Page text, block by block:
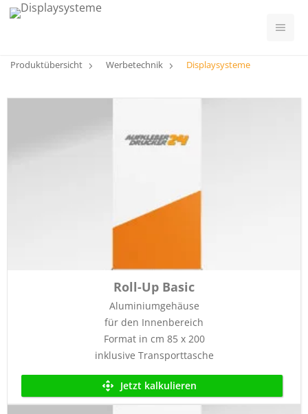
Produktübersicht Werbetechnik Displaysysteme
Roll-Up Basic
Aluminiumgehäuse
für den Innenbereich
Format in cm 85 x 200
inklusive Transporttasche
Jetzt kalkulieren